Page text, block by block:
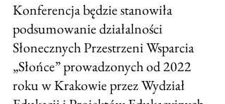
Konferencja będzie stanowiła
podsumowanie działalności
Słonecznych Przestrzeni Wsparcia
„Słońce” prowadzonych od 2022
roku w Krakowie przez Wydział